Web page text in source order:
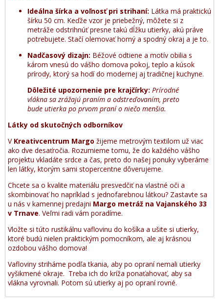
Ideálna šírka a voľnosť pri strihaní: Látka má praktickú
šírku 50 cm. Keďže vzor je priebežný, môžete si z
metráže odstrihnúť presne takú dĺžku utierky, akú práve
potrebujete. Stačí olemovať horný a spodný okraj a je to.
Nadčasový dizajn: Béžové odtiene a motív obilia s
károm vnesú do vášho domova pokoj, teplo a kúsok
prírody, ktorý sa hodí do modernej aj tradičnej kuchyne.
Dôležité upozornenie pre krajčírky: Prírodné
vlákna sa zrážajú praním a odstreďovaním, preto
bude utierka po prvom praní o niečo menšia.
Látky od skutočných odborníkov
V Kreativcentrum Margo žijeme metrovým textilom už viac
ako dve desaťročia. Rozumieme tomu, že do každého vášho
projektu vkladáte srdce a čas, preto do našej ponuky vyberáme
len látky, ktorým sami stopercentne dôverujeme.
Chcete sa o kvalite materiálu presvedčiť na vlastné oči a
skombinovať ho napríklad s jednofarebnou látkou? Zastavte sa
u nás v kamennej predajni Margo metráž na Vajanského 33
v Trnave. Veľmi radi vám poradíme.
Vložte si túto rustikálnu vaflovinu do košíka a ušite si utierky,
ktoré budú nielen praktickým pomocníkom, ale aj krásnou
ozdobou vášho domova!
Vafloviny striháme podľa tkania, aby po opraní nemali utierky
vyšikmené okraje. Treba ich do kríža ponaťahovať, aby sa
vlákna vyrovnali. Potom sú utierky aj po opraní rovné.